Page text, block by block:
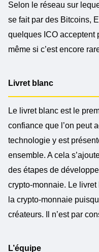
Selon le réseau sur
se fait par des Bitcoins,
quelques ICO acceptent
même si c’est encore
Livret blanc
Le livret blanc est le
confiance que l’on peut
technologie y est
ensemble. A cela
des étapes de
crypto-monnaie. Le
la crypto-monnaie
créateurs. Il n’est par
L’équipe